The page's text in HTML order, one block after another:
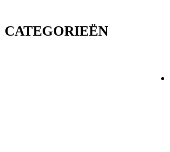
CATEGORIEËN